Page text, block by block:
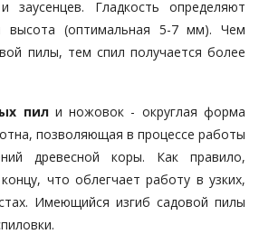
заусенцев. Гладкость определяют
(оптимальная 5-7 мм). Чем
пилы, тем спил получается более
пили ножовок - округлая форма
позволяющая в процессе работы
древесной коры. Как правило,
что облегчает работу в узких,
Имеющийся изгиб садовой пилы